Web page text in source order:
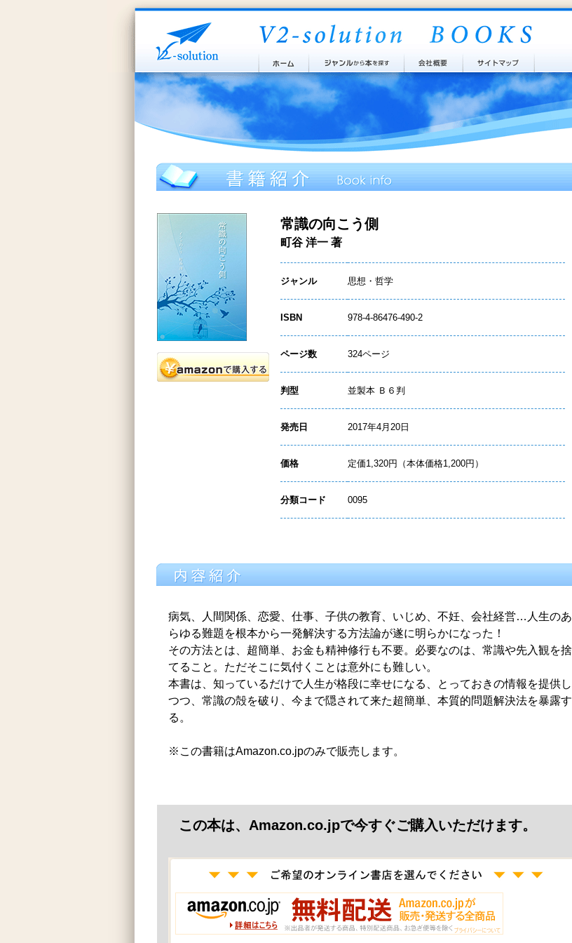
常識の向こう側
町谷 洋一 著
ジャンル 思想・哲学
ISBN 978-4-86476-490-2
ページ数 324ページ
判型 並製本 Ｂ６判
発売日 2017年4月20日
価格 定価1,320円（本体価格1,200円）
分類コード 0095
病気、人間関係、恋愛、仕事、子供の教育、いじめ、不妊、会社経営…人生のあ
らゆる難題を根本から一発解決する方法論が遂に明らかになった！
その方法とは、超簡単、お金も精神修行も不要。必要なのは、常識や先入観を捨
てること。ただそこに気付くことは意外にも難しい。
本書は、知っているだけで人生が格段に幸せになる、とっておきの情報を提供し
つつ、常識の殻を破り、今まで隠されて来た超簡単、本質的問題解決法を暴露す
る。
※この書籍はAmazon.co.jpのみで販売します。
この本は、Amazon.co.jpで今すぐご購入いただけます。